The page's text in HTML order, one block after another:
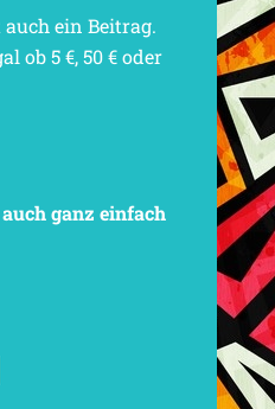
ein Beitrag.
ob 5 €, 50 € oder
ganz einfach